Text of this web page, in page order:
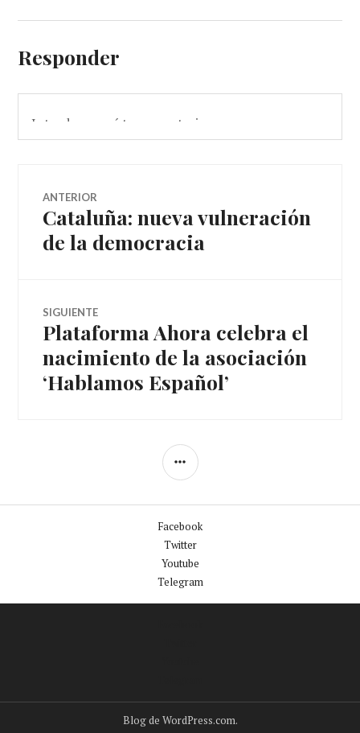
Responder
Navegador
de
ANTERIOR
Entrada
anterior:
Cataluña: nueva vulneración
de la democracia
SIGUIENTE
Entrada
siguiente:
Plataforma Ahora celebra el
nacimiento de la asociación
‘Hablamos Español’
BARRA
Facebook
Twitter
Youtube
Telegram
Blog de WordPress.com.